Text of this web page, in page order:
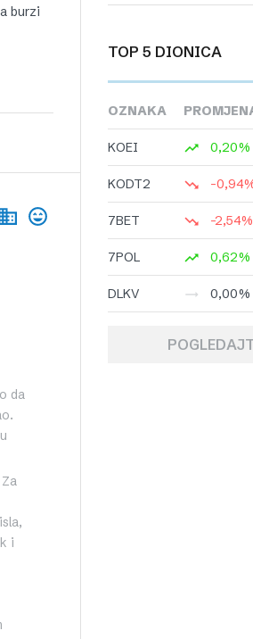
burzi
da
i
TOP 5 DIONICA
OZNAKA
KOEI 0,20%
KODT2 -
7BET -2,54%
7POL 0,62%
DLKV 0,00%